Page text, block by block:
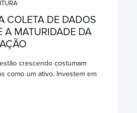
COLETA DE DADOS
A MATURIDADE DA
crescendo costumam
como um ativo. Investem em